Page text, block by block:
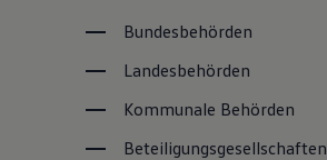
Bundesbehörden
Landesbehörden
Kommunale Behörden
Beteiligungsgesellschaften